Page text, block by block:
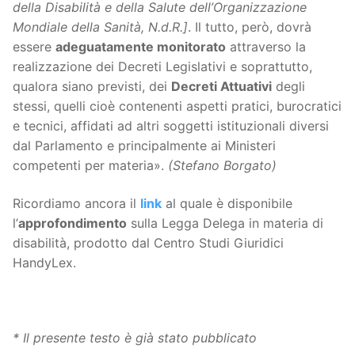
della Disabilità e della Salute dell’Organizzazione
Mondiale della Sanità, N.d.R.]. Il tutto, però, dovrà
essere adeguatamente monitorato attraverso la
realizzazione dei Decreti Legislativi e soprattutto,
qualora siano previsti, dei Decreti Attuativi degli
stessi, quelli cioè contenenti aspetti pratici, burocratici
e tecnici, affidati ad altri soggetti istituzionali diversi
dal Parlamento e principalmente ai Ministeri
competenti per materia». (Stefano Borgato)
Ricordiamo ancora il link al quale è disponibile
l’approfondimento sulla Legga Delega in materia di
disabilità, prodotto dal Centro Studi Giuridici
HandyLex.
* Il presente testo è già stato pubblicato